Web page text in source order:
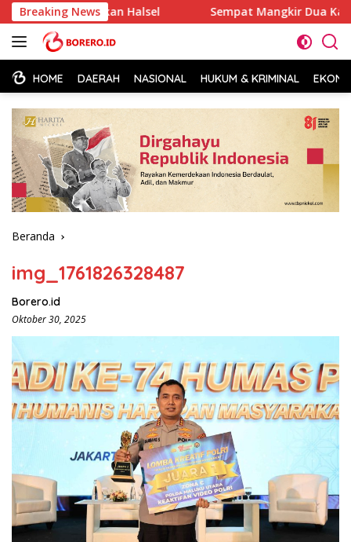
Langsung
ke
konten
Breaking News
Pendidikan Halsel Sempat Mangkir Dua Kali, Kepsek
HOME DAERAH NASIONAL HUKUM & KRIMINAL
Beranda
img_1761826328487
Borero.id
Oktober 30, 2025